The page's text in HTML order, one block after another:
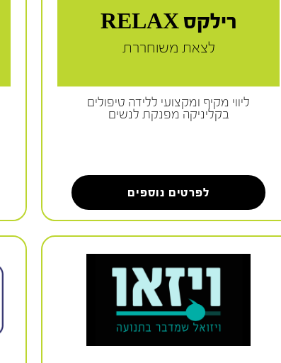
רילקס RELAX
לצאת משוחררת
ליווי מקיף ומקצועי ללידה טיפולים
בקליניקה מפנקת לנשים
לפרטים נוספים